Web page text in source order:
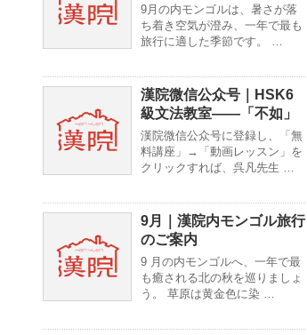
9月の内モンゴルは、暑さが落
ち着き空気が澄み、一年で最も
旅行に適した季節です。 …
漢院微信公众号｜HSK6
級文法教室——「不如」
漢院微信公众号に登録し、「無
料講座」→「動画レッスン」を
クリックすれば、呉凡先生 …
9月｜漢院内モンゴル旅行
のご案内
9 月の内モンゴルへ、一年で最
も癒される北の秋を巡りましょ
う。 草原は黄金色に染 …